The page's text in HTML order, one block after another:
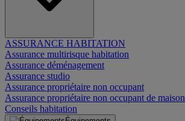
ASSURANCE HABITATION
Assurance multirisque habitation
Assurance déménagement
Assurance studio
Assurance propriétaire non occupant
Assurance propriétaire non occupant de maison
Conseils habitation